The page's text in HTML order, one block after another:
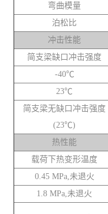
弯曲模量
泊松比
冲击性能
简支梁缺口冲击强度
-40℃
23℃
简支梁无缺口冲击强度
(23℃)
热性能
载荷下热变形温度
0.45 MPa,未退火
1.8 MPa,未退火